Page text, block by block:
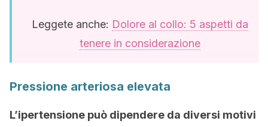
Leggete anche: Dolore al collo: 5 aspetti da
tenere in considerazione
Pressione arteriosa elevata
L’ipertensione può dipendere da diversi motivi